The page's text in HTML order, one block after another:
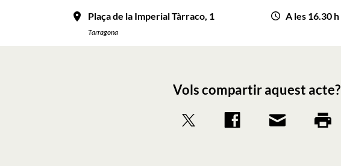
Plaça de la Imperial Tàrraco, 1
Tarragona
A les 16.30 h
Vols compartir aquest acte?